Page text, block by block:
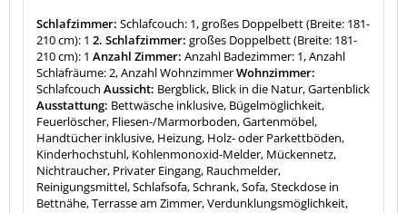
Schlafzimmer: Schlafcouch: 1, großes Doppelbett (Breite: 181-
210 cm): 1 2. Schlafzimmer: großes Doppelbett (Breite: 181-
210 cm): 1 Anzahl Zimmer: Anzahl Badezimmer: 1, Anzahl
Schlafräume: 2, Anzahl WohnzimmerWohnzimmer:
Schlafcouch Aussicht: Bergblick, Blick in die Natur, Gartenblick
Ausstattung: Bettwäsche inklusive, Bügelmöglichkeit,
Feuerlöscher, Fliesen-/Marmorboden, Gartenmöbel,
Handtücher inklusive, Heizung, Holz- oder Parkettböden,
Kinderhochstuhl, Kohlenmonoxid-Melder, Mückennetz,
Nichtraucher, Privater Eingang, Rauchmelder,
Reinigungsmittel, Schlafsofa, Schrank, Sofa, Steckdose in
Bettnähe, Terrasse am Zimmer, Verdunklungsmöglichkeit,